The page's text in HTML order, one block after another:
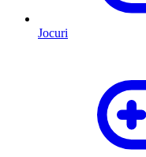
Jocuri